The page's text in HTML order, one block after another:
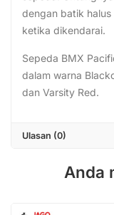
dengan batik
ketika dikendarai.
Sepeda BMX
dalam warna
dan Varsity Red.
Ulasan (0)
Anda